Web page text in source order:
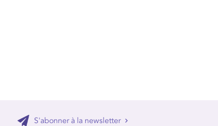
S'abonner à la newsletter